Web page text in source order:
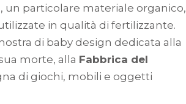
un particolare materiale organico,
in qualità di fertilizzante.
di baby design dedicata alla
morte, alla Fabbrica del
di giochi, mobili e oggetti